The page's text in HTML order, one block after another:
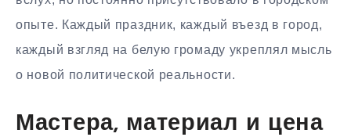
опыте. Каждый праздник, каждый въезд в город,
каждый взгляд на белую громаду укреплял мысль
о новой политической реальности.
Мастера, материал и цена